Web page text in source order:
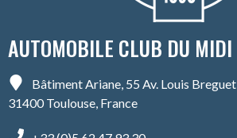
AUTOMOBILE CLUB DU MIDI
Bâtiment Ariane, 55 Av. Louis Breguet
31400 Toulouse, France